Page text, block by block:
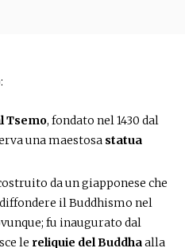
Tsemo, fondato nel 1430 dal
una maestosa statua
da un giapponese che
il Buddhismo nel
fu inaugurato dal
le reliquie del Buddhaalla